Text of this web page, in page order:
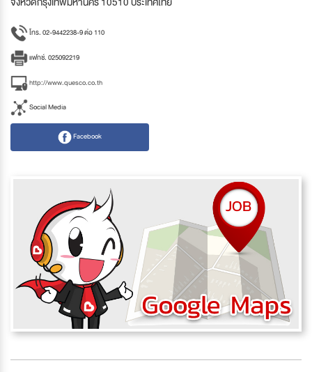
โทร. 02-9442238-9 ต่อ 110
แฟกซ์. 025092219
http://www.quesco.co.th
Social Media
Facebook